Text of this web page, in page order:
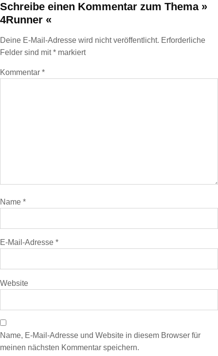
Schreibe einen Kommentar zum Thema »
4Runner «
Deine E-Mail-Adresse wird nicht veröffentlicht. Erforderliche
Felder sind mit* markiert
Kommentar *
Name *
E-Mail-Adresse *
Website
Name, E-Mail-Adresse und Website in diesem Browser für
meinen nächsten Kommentar speichern.